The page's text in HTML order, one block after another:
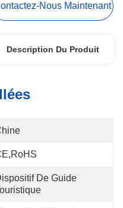
Nous Maintenant
Description Du Produit
De Guide